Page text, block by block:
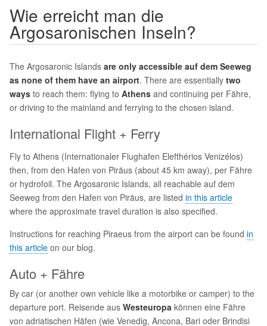
Wie erreicht man die
Argosaronischen Inseln?
The Argosaronic Islands are only accessible auf dem Seeweg
as none of them have an airport. There are essentially two
ways to reach them: flying to Athens and continuing per Fähre,
or driving to the mainland and ferrying to the chosen island.
International Flight + Ferry
Fly to Athens (Internationaler Flughafen Elefthérios Venizélos)
then, from den Hafen von Piräus (about 45 km away), per Fähre
or hydrofoil. The Argosaronic Islands, all reachable auf dem
Seeweg from den Hafen von Piräus, are listed in this article
where the approximate travel duration is also specified.
Instructions for reaching Piraeus from the airport can be found in
this article on our blog.
Auto + Fähre
By car (or another own vehicle like a motorbike or camper) to the
departure port. Reisende aus Westeuropa können eine Fähre
von adriatischen Häfen (wie Venedig, Ancona, Bari oder Brindisi